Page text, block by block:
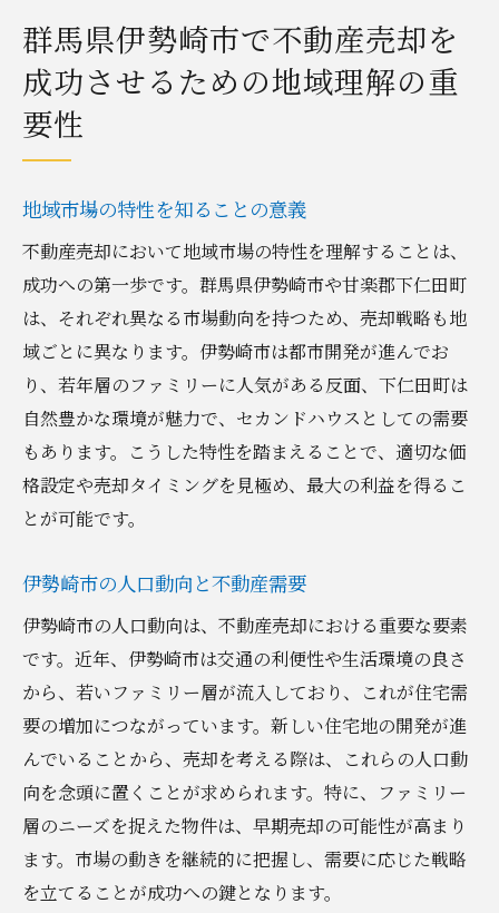
地元住民のニーズを把握する方法
地域の不動産トレンドを追い風に
甘楽郡下仁田町での不動産売却市場動向を活か
す戦略
下仁田町の人口動向から見た需要予測
売却時期と市場動向の関係を理解する
地元の不動産業者との連携強化
情報収集で差をつける売却戦略
不動産売却のタイミングを見極めるためのプロ
のアドバイス
季節による市場の変動を把握する
経済状況と不動産市場の関連性
グ
購入者心理を理解した売却計画
タイミングを逃さないための準備方法
市場分析による売却時期の見極め
地域特性を活かした伊勢崎市の不動産売却成功
事例
成功事例から学ぶ地域特性の活用法
地域住民の声を反映した売却戦略
市場価値を最大化した事例の紹介
群馬県伊勢崎市で不動産売却を
成功させるための地域理解の重
要性
地域市場の特性を知ることの意義
不動産売却において地域市場の特性を理解することは、
成功への第一歩です。群馬県伊勢崎市や甘楽郡下仁田町
は、それぞれ異なる市場動向を持つため、売却戦略も地
域ごとに異なります。伊勢崎市は都市開発が進んでお
り、若年層のファミリーに人気がある反面、下仁田町は
自然豊かな環境が魅力で、セカンドハウスとしての需要
もあります。こうした特性を踏まえることで、適切な価
格設定や売却タイミングを見極め、最大の利益を得るこ
とが可能です。
伊勢崎市の人口動向と不動産需要
伊勢崎市の人口動向は、不動産売却における重要な要素
です。近年、伊勢崎市は交通の利便性や生活環境の良さ
から、若いファミリー層が流入しており、これが住宅需
要の増加につながっています。新しい住宅地の開発が進
んでいることから、売却を考える際は、これらの人口動
向を念頭に置くことが求められます。特に、ファミリー
層のニーズを捉えた物件は、早期売却の可能性が高まり
ます。市場の動きを継続的に把握し、需要に応じた戦略
を立てることが成功への鍵となります。